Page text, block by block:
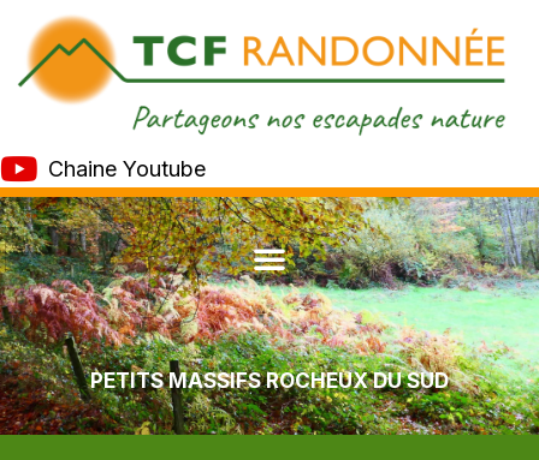
Chaine Youtube
PETITS MASSIFS ROCHEUX DU SUD